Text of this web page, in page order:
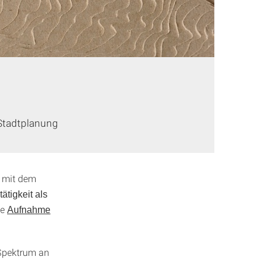
mit dem
als
Aufnahme
an